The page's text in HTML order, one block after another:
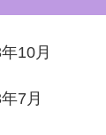
10月
7月